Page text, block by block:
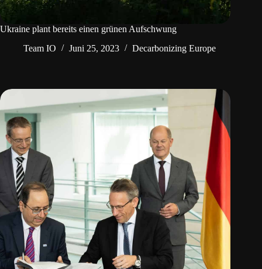
Ukraine plant bereits einen grünen Aufschwung
Team IO
Juni 25, 2023 Decarbonizing Europe